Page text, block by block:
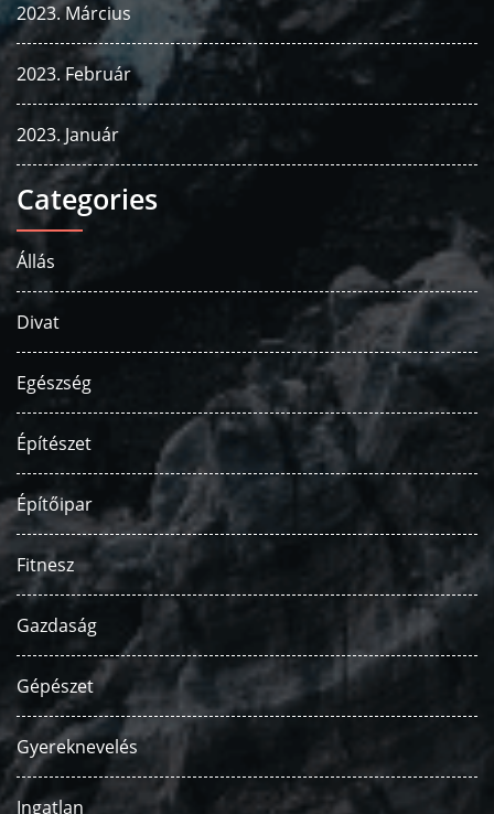
2023. Március
2023. Február
2023. Január
Categories
Állás
Divat
Egészség
Építészet
Építőipar
Fitnesz
Gazdaság
Gépészet
Gyereknevelés
Ingatlan